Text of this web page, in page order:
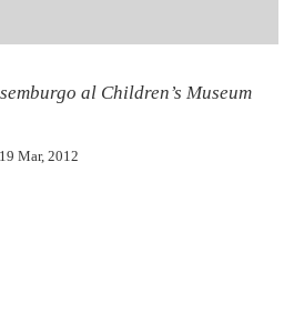
al Children’s Museum
19 Mar, 2012